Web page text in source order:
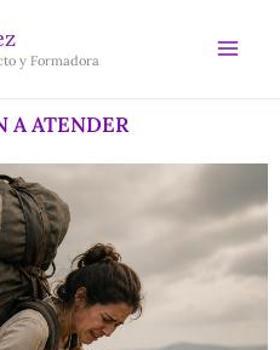
y Formadora
A ATENDER